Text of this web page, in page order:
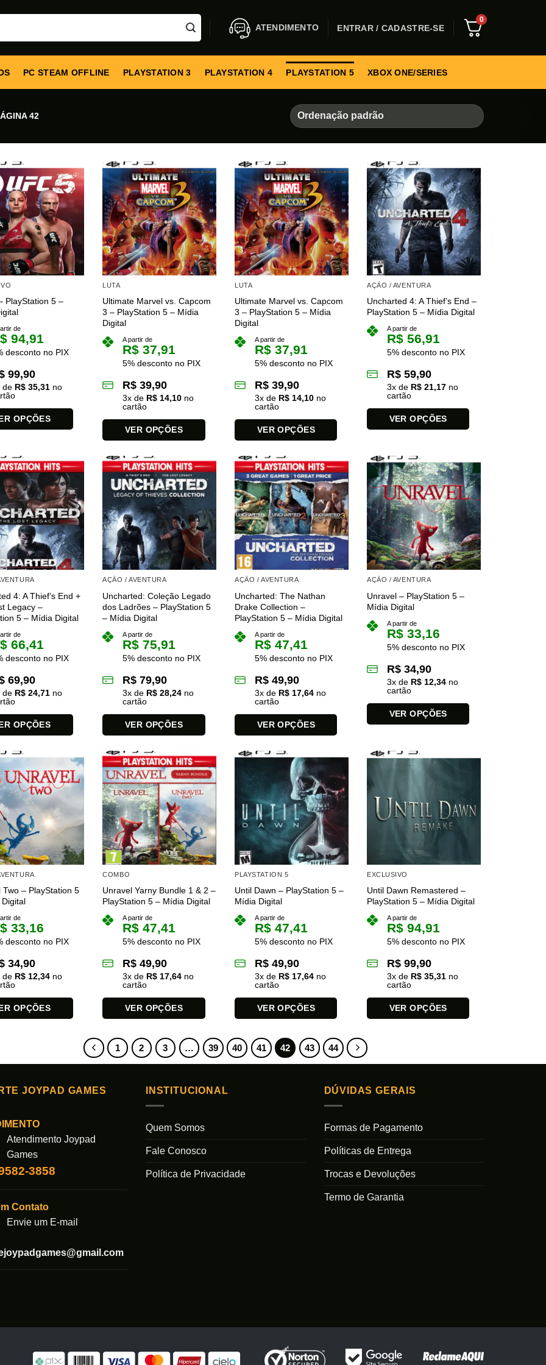
ATENDIMENTO ENTRAR / CADASTRE-SE
0
PC STEAM OFFLINE PLAYSTATION 3 PLAYSTATION 4 PLAYSTATION 5 XBOX ONE/SERIES
42
PlayStation 5 –
de
94,91
desconto no PIX
99,90
de R$35,31no
OPÇÕES
LUTA
Ultimate Marvel vs. Capcom
3 – PlayStation 5 – Mídia
Digital
A partir de
R$ 37,91
5% desconto no PIX
R$ 39,90
3x de R$ 14,10 no
cartão
VER OPÇÕES
produto
tem
várias
variantes.
As
opções
podem
ser
escolhidas
página
do
produto
LUTA
Ultimate Marvel vs. Capcom
3 – PlayStation 5 – Mídia
Digital
A partir de
R$ 37,91
5% desconto no PIX
R$ 39,90
3x de R$ 14,10 no
cartão
VER OPÇÕES
produto
tem
várias
variantes.
As
opções
podem
ser
escolhidas
página
do
produto
AÇÃO / AVENTURA
Uncharted 4: A Thief’s End –
PlayStation 5 – Mídia Digital
A partir de
R$ 56,91
5% desconto no PIX
R$ 59,90
3x de R$ 21,17 no
cartão
VER OPÇÕES
tem
várias
variantes.
As
opções
podem
ser
escolhidas
na
do
produto
4: A Thief’s End +
Legacy –
5 – Mídia Digital
de
66,41
desconto no PIX
69,90
de R$24,71no
OPÇÕES
AÇÃO / AVENTURA
Uncharted: Coleção Legado
dos Ladrões – PlayStation 5
– Mídia Digital
A partir de
R$ 75,91
5% desconto no PIX
R$ 79,90
3x de R$ 28,24 no
cartão
VER OPÇÕES
produto
tem
várias
variantes.
As
opções
podem
ser
escolhidas
página
produto
AÇÃO / AVENTURA
Uncharted: The Nathan
Drake Collection –
PlayStation 5 – Mídia Digital
A partir de
R$ 47,41
5% desconto no PIX
R$ 49,90
3x de R$ 17,64 no
cartão
VER OPÇÕES
produto
várias
variantes.
As
opções
podem
ser
escolhidas
página
produto
AÇÃO / AVENTURA
Unravel – PlayStation 5 –
Mídia Digital
A partir de
R$ 33,16
5% desconto no PIX
R$ 34,90
3x de R$ 12,34 no
cartão
VER OPÇÕES
tem
variantes.
As
opções
escolhidas
na
do
produto
Two – PlayStation 5
de
33,16
desconto no PIX
34,90
de R$12,34no
OPÇÕES
COMBO
Unravel Yarny Bundle 1 & 2 –
PlayStation 5 – Mídia Digital
A partir de
R$ 47,41
5% desconto no PIX
R$ 49,90
3x de R$ 17,64 no
cartão
VER OPÇÕES
produto
tem
várias
As
PLAYSTATION 5
Until Dawn – PlayStation 5 –
Mídia Digital
A partir de
R$ 47,41
5% desconto no PIX
R$ 49,90
3x de R$ 17,64 no
cartão
VER OPÇÕES
produto
tem
várias
página
EXCLUSIVO
Until Dawn Remastered –
PlayStation 5 – Mídia Digital
A partir de
R$ 94,91
5% desconto no PIX
R$ 99,90
3x de R$ 35,31 no
cartão
VER OPÇÕES
tem
várias
As
podem
escolhidas
página
do
1 2 3 … 39 40 41 42 43 44
JOYPAD GAMES
Atendimento Joypad
Games
3858
Contato
Envie um E-mail
INSTITUCIONAL
Quem Somos
Fale Conosco
Política de Privacidade
DÚVIDAS GERAIS
Formas de Pagamento
Políticas de Entrega
Trocas e Devoluções
Termo de Garantia